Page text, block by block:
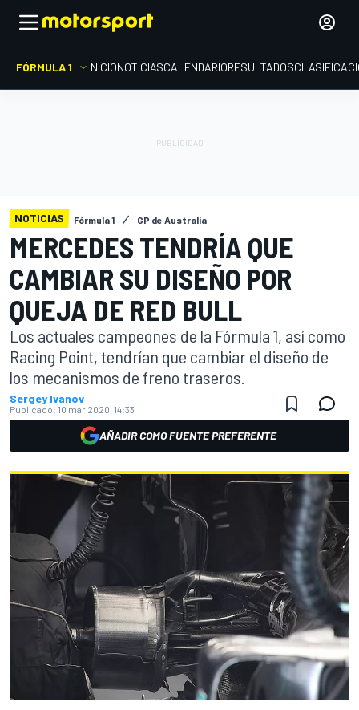
FÓRMULA 1 INICIONOTICIASCALENDARIORESULTADOS
NOTICIAS Fórmula 1 GP de Australia
MERCEDES TENDRÍA QUE
CAMBIAR SU DISEÑO POR
QUEJA DE RED BULL
Los actuales campeones de la Fórmula 1, así como
Racing Point, tendrían que cambiar el diseño de
los mecanismos de freno traseros.
Sergey Ivanov
Publicado: 10 mar 2020, 14:33
AÑADIR COMO FUENTE PREFERENTE